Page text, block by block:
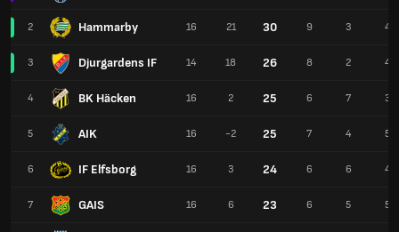
2 Hammarby
3 Djurgardens IF
4 BK Häcken
5 AIK
6 IF Elfsborg
7 GAIS
16 21 30 9 3 4
14 18 26 8 2 4
16 2 25 6 7 3
16 -2 25 7 4 5
16 3 24 6 6 4
16 6 23 6 5 5